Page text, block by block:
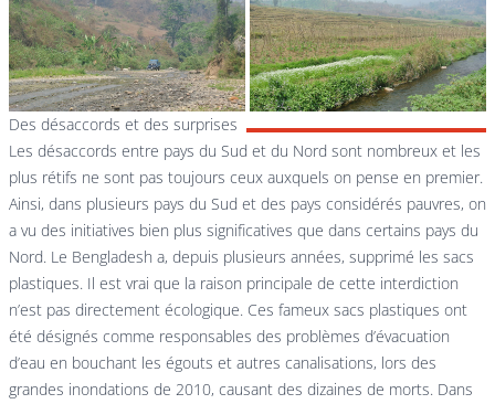
Des désaccords et des surprises
Les désaccords entre pays du Sud et du Nord sont nombreux et les
plus rétifs ne sont pas toujours ceux auxquels on pense en premier.
Ainsi, dans plusieurs pays du Sud et des pays considérés pauvres, on
a vu des initiatives bien plus significatives que dans certains pays du
Nord. Le Bengladesh a, depuis plusieurs années, supprimé les sacs
plastiques. Il est vrai que la raison principale de cette interdiction
n’est pas directement écologique. Ces fameux sacs plastiques ont
été désignés comme responsables des problèmes d’évacuation
d’eau en bouchant les égouts et autres canalisations, lors des
grandes inondations de 2010, causant des dizaines de morts. Dans